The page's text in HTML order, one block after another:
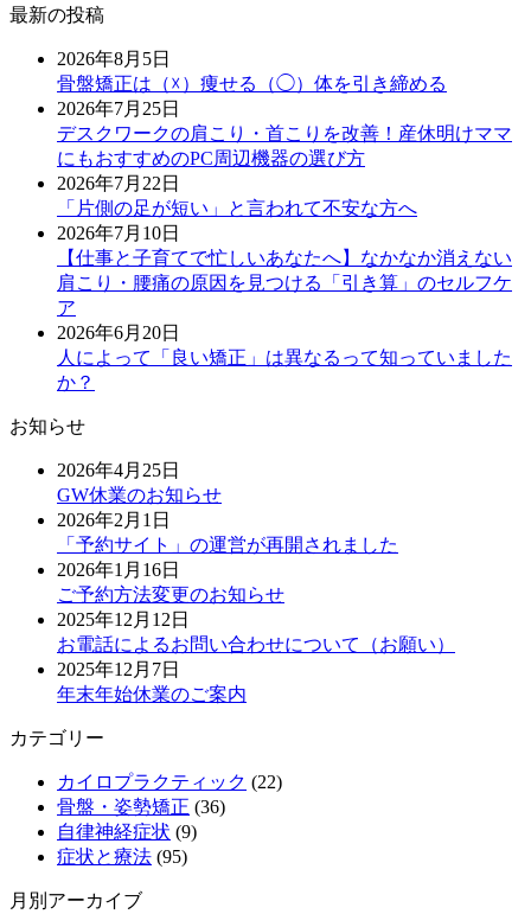
最新の投稿
2026年8月5日
骨盤矯正は（☓）痩せる（◯）体を引き締める
2026年7月25日
デスクワークの肩こり・首こりを改善！産休明けママ
にもおすすめのPC周辺機器の選び方
2026年7月22日
「片側の足が短い」と言われて不安な方へ
2026年7月10日
【仕事と子育てで忙しいあなたへ】なかなか消えない
肩こり・腰痛の原因を見つける「引き算」のセルフケ
ア
2026年6月20日
人によって「良い矯正」は異なるって知っていました
か？
お知らせ
2026年4月25日
GW休業のお知らせ
2026年2月1日
「予約サイト」の運営が再開されました
2026年1月16日
ご予約方法変更のお知らせ
2025年12月12日
お電話によるお問い合わせについて（お願い）
2025年12月7日
年末年始休業のご案内
カテゴリー
カイロプラクティック (22)
骨盤・姿勢矯正 (36)
自律神経症状 (9)
症状と療法 (95)
月別アーカイブ